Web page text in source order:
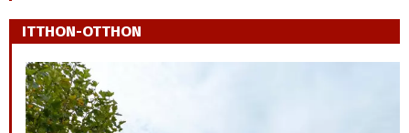
ITTHON-OTTHON